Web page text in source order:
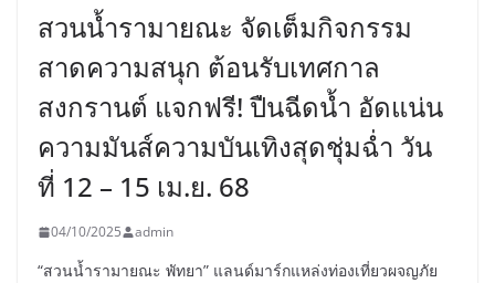
สวนน้ำรามายณะ จัดเต็มกิจกรรม
สาดความสนุก ต้อนรับเทศกาล
สงกรานต์ แจกฟรี! ปืนฉีดน้ำ อัดแน่น
ความมันส์ความบันเทิงสุดชุ่มฉ่ำ วัน
ที่ 12 – 15 เม.ย. 68
04/10/2025 admin
“สวนน้ำรามายณะ พัทยา” แลนด์มาร์กแหล่งท่องเที่ยวผจญภัย